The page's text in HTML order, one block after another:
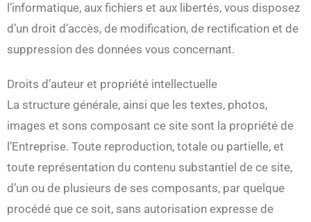
l’informatique, aux fichiers et aux libertés, vous disposez
d’un droit d’accès, de modification, de rectification et de
suppression des données vous concernant.
Droits d’auteur et propriété intellectuelle
La structure générale, ainsi que les textes, photos,
images et sons composant ce site sont la propriété de
l’Entreprise. Toute reproduction, totale ou partielle, et
toute représentation du contenu substantiel de ce site,
d’un ou de plusieurs de ses composants, par quelque
procédé que ce soit, sans autorisation expresse de